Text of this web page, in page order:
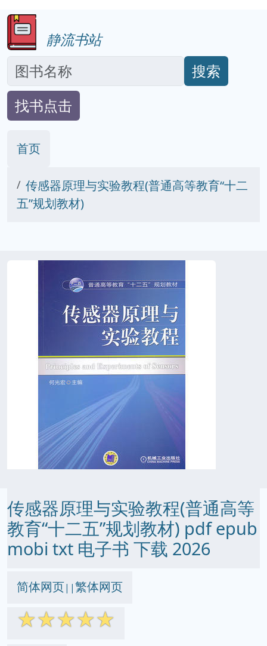
静流书站
搜索
找书点击
首页
传感器原理与实验教程(普通高等教育“十二
五”规划教材)
传感器原理与实验教程(普通高等
教育“十二五”规划教材) pdf epub
mobi txt 电子书 下载 2026
简体网页||繁体网页
☆☆☆☆☆